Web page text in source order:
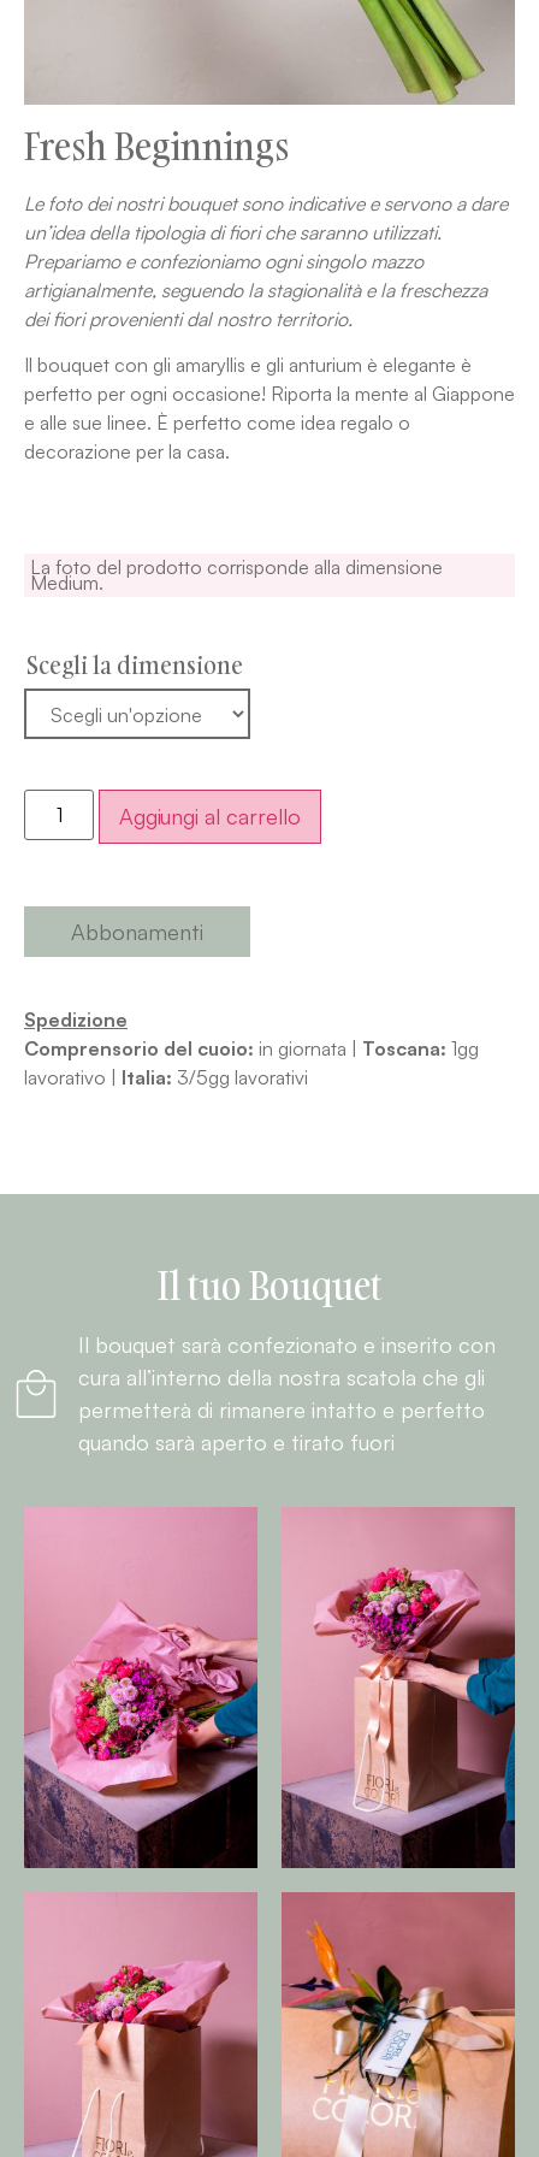
Fresh Beginnings
Le foto dei nostri bouquet sono indicative e servono a dare
un’idea della tipologia di fiori che saranno utilizzati.
Prepariamo e confezioniamo ogni singolo mazzo
artigianalmente, seguendo la stagionalità e la freschezza
dei fiori provenienti dal nostro territorio.
Il bouquet con gli amaryllis e gli anturium è elegante è
perfetto per ogni occasione! Riporta la mente al Giappone
e alle sue linee. È perfetto come idea regalo o
decorazione per la casa.
La foto del prodotto corrisponde alla dimensione
Medium.
Scegli la dimensione
Aggiungi al carrello
Abbonamenti
Spedizione
Comprensorio del cuoio: in giornata | Toscana: 1gg
lavorativo | Italia: 3/5gg lavorativi
Il tuo Bouquet
Il bouquet sarà confezionato e inserito con
cura all’interno della nostra scatola che gli
permetterà di rimanere intatto e perfetto
quando sarà aperto e tirato fuori